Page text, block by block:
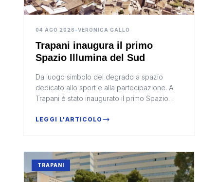
04 AGO 2026 •VERONICA GALLO
Trapani inaugura il primo
Spazio Illumina del Sud
Da luogo simbolo del degrado a spazio
dedicato allo sport e alla partecipazione. A
Trapani è stato inaugurato il primo Spazio
rigenerazione urbana che restitu...
LEGGI L'ARTICOLO
TRAPANI